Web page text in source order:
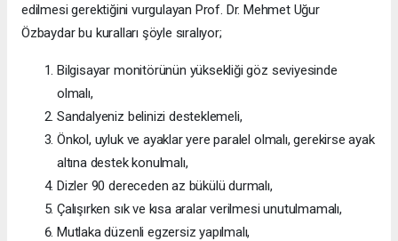
edilmesi gerektiğini vurgulayan Prof. Dr. Mehmet Uğur
Özbaydar bu kuralları şöyle sıralıyor;
Bilgisayar monitörünün yüksekliği göz seviyesinde
olmalı,
Sandalyeniz belinizi desteklemeli,
Önkol, uyluk ve ayaklar yere paralel olmalı, gerekirse ayak
altına destek konulmalı,
Dizler 90 dereceden az bükülü durmalı,
Çalışırken sık ve kısa aralar verilmesi unutulmamalı,
Mutlaka düzenli egzersiz yapılmalı,